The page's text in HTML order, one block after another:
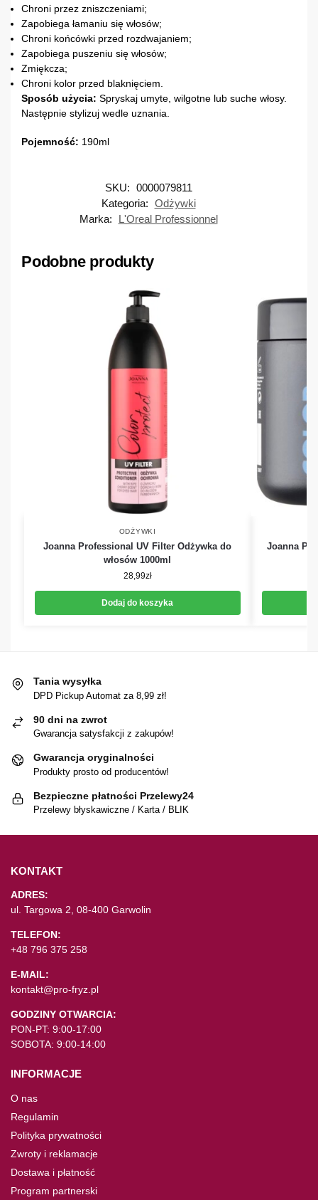
Chroni przez zniszczeniami;
Zapobiega łamaniu się włosów;
Chroni końcówki przed rozdwajaniem;
Zapobiega puszeniu się włosów;
Zmiękcza;
Chroni kolor przed blaknięciem.
Sposób użycia: Spryskaj umyte, wilgotne lub suche włosy.
Następnie stylizuj wedle uznania.
Pojemność: 190ml
SKU: 0000079811
Kategoria: Odżywki
Marka:
L'Oreal Professionnel
Podobne produkty
ODŻYWKI
Joanna Professional UV Filter Odżywka do
włosów 1000ml
28,99zł
Dodaj do koszyka
Joanna
Tania wysyłka
DPD Pickup Automat za 8,99 zł!
90 dni na zwrot
Gwarancja satysfakcji z zakupów!
Gwarancja oryginalności
Produkty prosto od producentów!
Bezpieczne płatności Przelewy24
Przelewy błyskawiczne / Karta / BLIK
KONTAKT
ADRES:
ul. Targowa 2, 08-400 Garwolin
TELEFON:
+48 796 375 258
E-MAIL:
kontakt@pro-fryz.pl
GODZINY OTWARCIA:
PON-PT: 9:00-17:00
SOBOTA: 9:00-14:00
INFORMACJE
O nas
Regulamin
Polityka prywatności
Zwroty i reklamacje
Dostawa i płatność
Program partnerski